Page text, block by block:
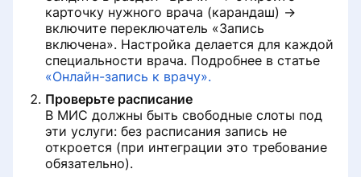
карточку нужного врача (карандаш) →
включите переключатель «Запись
включена». Настройка делается для каждой
специальности врача. Подробнее в статье
«Онлайн-запись к врачу».
Проверьте расписание
В МИС должны быть свободные слоты под
эти услуги: без расписания запись не
откроется (при интеграции это требование
обязательно).